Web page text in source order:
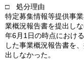
□ 処分理由
特定募集情報等提供事
業概況報告書を提出し
年6月1日の時点におけ
した事業概況報告書を
出しなかった。